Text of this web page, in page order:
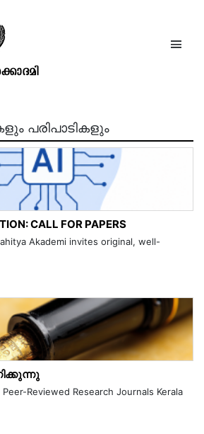
പുഷ്പം4 ദളം9
പരിപാടികളും
CALL FOR PAPERS
Akademi invites original, well-
Reviewed Research Journals Kerala